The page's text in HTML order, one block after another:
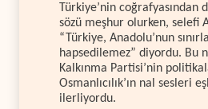
Türkiye’nin coğrafyasından
sözü meşhur olurken, selefi
“Türkiye, Anadolu’nun
hapsedilemez” diyordu. Bu
Kalkınma Partisi’nin
Osmanlıcılık’ın nal sesleri
ilerliyordu.